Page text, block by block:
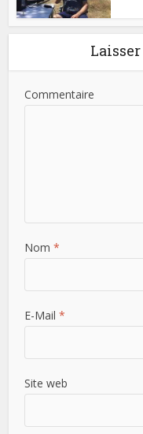
Commentaire
Nom *
E-Mail *
Site web